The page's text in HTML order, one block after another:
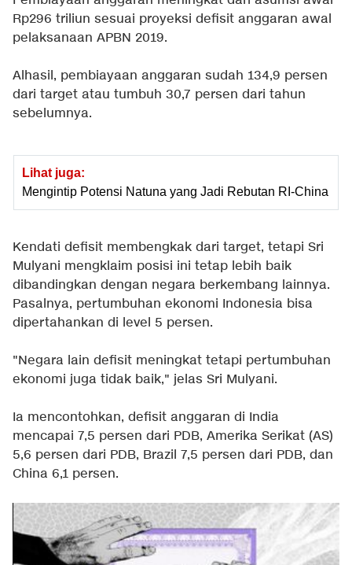
Rp296 triliun sesuai proyeksi defisit anggaran awal
pelaksanaan APBN 2019.
Alhasil, pembiayaan anggaran sudah 134,9 persen
dari target atau tumbuh 30,7 persen dari tahun
sebelumnya.
Lihat juga:
Mengintip Potensi Natuna yang Jadi Rebutan RI-China
Kendati defisit membengkak dari target, tetapi Sri
Mulyani mengklaim posisi ini tetap lebih baik
dibandingkan dengan negara berkembang lainnya.
Pasalnya, pertumbuhan ekonomi Indonesia bisa
dipertahankan di level 5 persen.
"Negara lain defisit meningkat tetapi pertumbuhan
ekonomi juga tidak baik," jelas Sri Mulyani.
Ia mencontohkan, defisit anggaran di India
mencapai 7,5 persen dari PDB, Amerika Serikat (AS)
5,6 persen dari PDB, Brazil 7,5 persen dari PDB, dan
China 6,1 persen.